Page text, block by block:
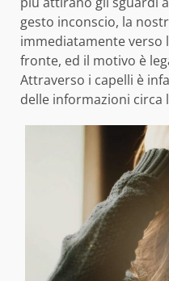
gesto inconscio, la
immediatamente verso
fronte, ed il motivo è
Attraverso i capelli è
delle informazioni circa